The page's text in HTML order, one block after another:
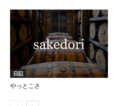
日記
やっとこさ